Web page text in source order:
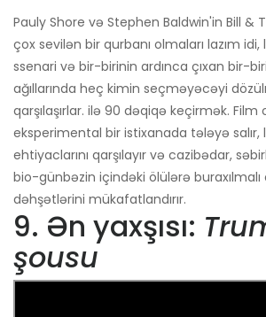
Pauly Shore və Stephen Baldwin'in Bill &
çox sevilən bir qurbanı olmaları lazım
ssenari və bir-birinin ardınca çıxan bir-
ağıllarında heç kimin seçməyəcəyi
qarşılaşırlar. ilə 90 dəqiqə keçirmək. Film
eksperimental bir istixanada tələyə
ehtiyaclarını qarşılayır və cazibədar,
bio-günbəzin içindəki ölülərə buraxılmalı
dəhşətlərini mükafatlandırır.
9. Ən yaxşısı:
şousu